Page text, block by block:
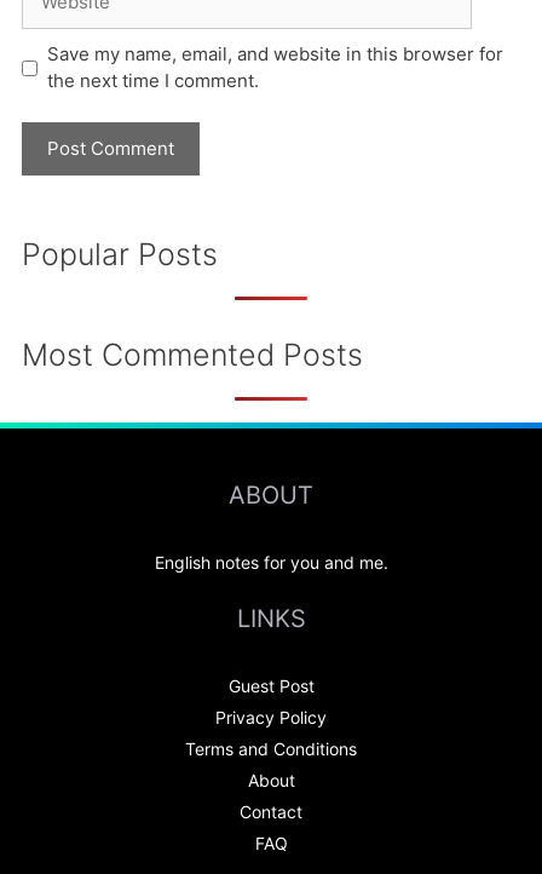
Save my name, email, and website in this browser for
the next time I comment.
Popular Posts
Most Commented Posts
ABOUT
English notes for you and me.
LINKS
Guest Post
Privacy Policy
Terms and Conditions
About
Contact
FAQ